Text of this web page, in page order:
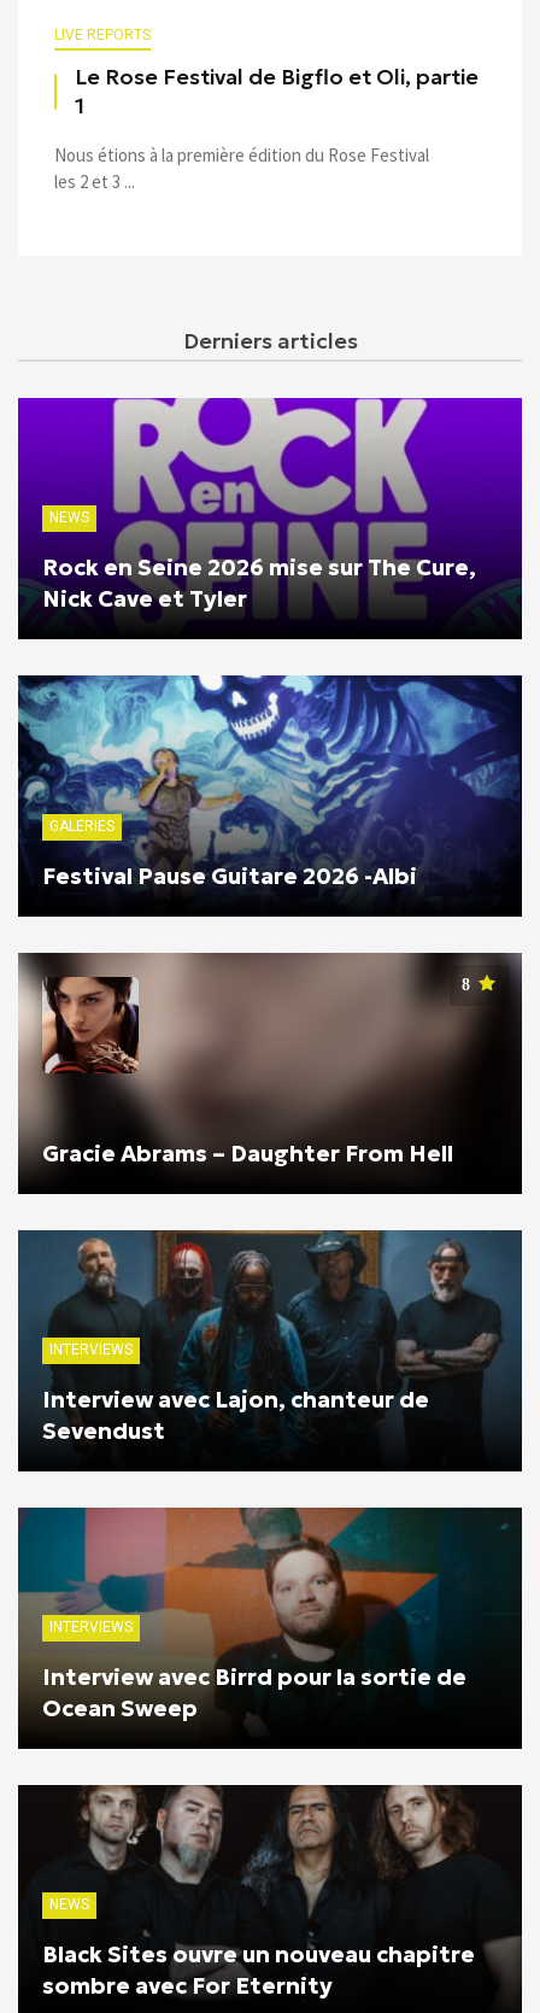
LIVE REPORTS
Le Rose Festival de Bigflo et Oli, partie
1
Nous étions à la première édition du Rose Festival
les 2 et 3 ...
Derniers articles
NEWS
Rock en Seine 2026 mise sur The Cure,
Nick Cave et Tyler
GALERIES
Festival Pause Guitare 2026 -Albi
8
Gracie Abrams – Daughter From Hell
INTERVIEWS
Interview avec Lajon, chanteur de
Sevendust
INTERVIEWS
Interview avec Birrd pour la sortie de
Ocean Sweep
NEWS
Black Sites ouvre un nouveau chapitre
sombre avec For Eternity